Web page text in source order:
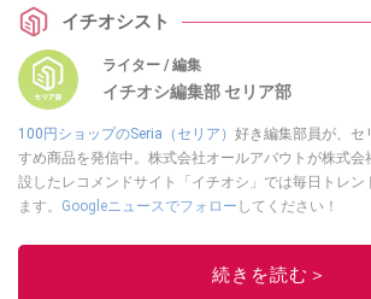
イチオシスト
ライター / 編集
イチオシ編集部 セリア部
100円ショップのSeria（セリア） 好き編集部員が、セ
すめ商品を発信中。株式会社オールアバウトが株式
設したレコメンドサイト「イチオシ」では毎日トレン
ます。 Googleニュースでフォロー してください！
このイチオシス
続きを読む＞